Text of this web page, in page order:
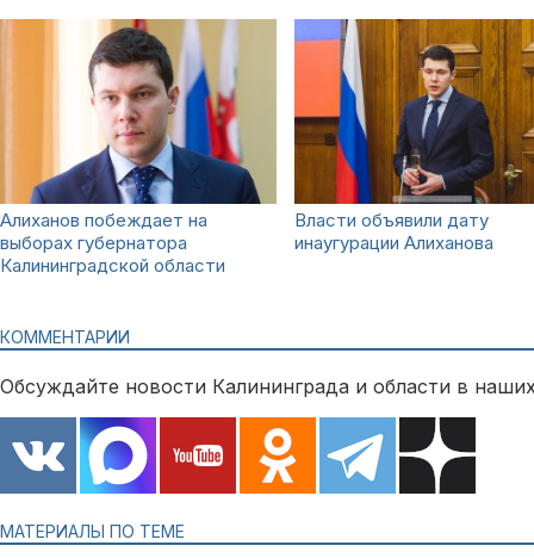
Алиханов побеждает на
выборах губернатора
Калининградской области
Власти объявили дату
инаугурации Алиханова
КОММЕНТАРИИ
Обсуждайте новости Калининграда и области в
МАТЕРИАЛЫ ПО ТЕМЕ